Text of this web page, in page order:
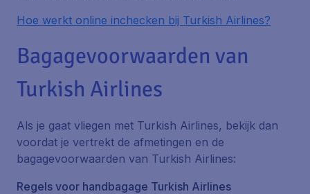
Hoe werkt online inchecken bij Turkish Airlines?
Bagagevoorwaarden van
Turkish Airlines
Als je gaat vliegen met Turkish Airlines, bekijk dan
voordat je vertrekt de afmetingen en de
bagagevoorwaarden van Turkish Airlines:
Regels voor handbagage Turkish Airlines